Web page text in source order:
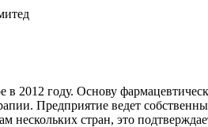
в 2012 году. Основу
Предприятие ведет
стран, это